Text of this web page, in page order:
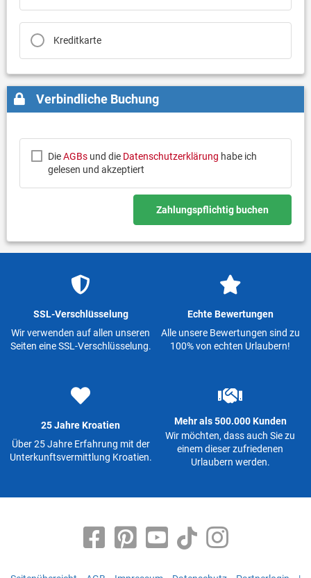
Kreditkarte
Verbindliche Buchung
DieAGBsund die Datenschutzerklärung habe ich
gelesen und akzeptiert
Zahlungspflichtig buchen
SSL-Verschlüsselung
Wir verwenden auf allen unseren
Seiten eine SSL-Verschlüsselung.
Echte Bewertungen
Alle unsere Bewertungen sind zu
100% von echten Urlaubern!
25 Jahre Kroatien
Über 25 Jahre Erfahrung mit der
Unterkunftsvermittlung Kroatien.
Mehr als 500.000 Kunden
Wir möchten, dass auch Sie zu
einem dieser zufriedenen
Urlaubern werden.